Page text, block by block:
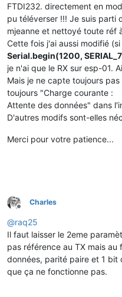
FTDI232. directement en
pu téléverser !!! Je suis parti
mjeanne et nettoyé toute réf
Cette fois j'ai aussi modifié
Serial.begin(1200,
je n'ai que le RX sur esp-01.
Mais je ne capte toujours
toujours "Charge courante :
Attente des données" dans
D'autres modifs sont-elles
Merci pour votre patience...
Offline
Charles
@raq25
Il faut laisser le 2eme
pas référence au TX mais
données, parité paire et 1
que ça ne fonctionne pas.